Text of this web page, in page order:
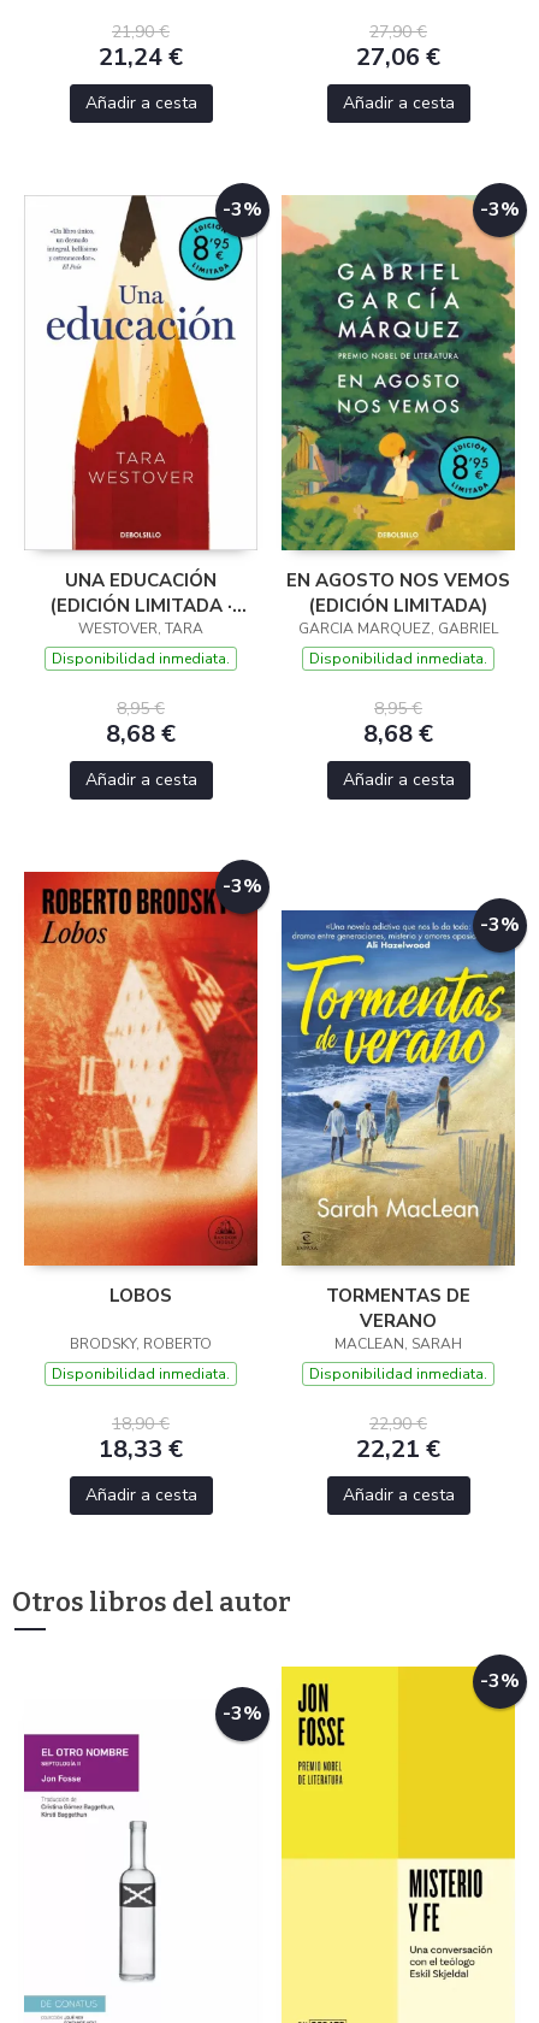
21,90 €
21,24 €
Añadir a cesta
27,90 €
27,06 €
Añadir a cesta
-3%
UNA EDUCACIÓN
(EDICIÓN LIMITADA ·
VERANO)
WESTOVER, TARA
Disponibilidad inmediata.
8,95 €
8,68 €
Añadir a cesta
-3%
EN AGOSTO NOS VEMOS
(EDICIÓN LIMITADA)
GARCIA MARQUEZ, GABRIEL
Disponibilidad inmediata.
8,95 €
8,68 €
Añadir a cesta
-3%
LOBOS
BRODSKY, ROBERTO
Disponibilidad inmediata.
18,90 €
18,33 €
Añadir a cesta
-3%
TORMENTAS DE
VERANO
MACLEAN, SARAH
Disponibilidad inmediata.
22,90 €
22,21 €
Añadir a cesta
Otros libros del autor
-3%
-3%